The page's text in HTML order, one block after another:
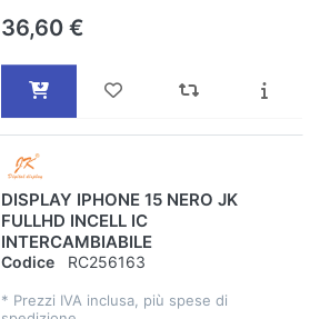
36,60 €
DISPLAY IPHONE 15 NERO JK
FULLHD INCELL IC
INTERCAMBIABILE
Codice RC256163
* Prezzi IVA inclusa, più spese di